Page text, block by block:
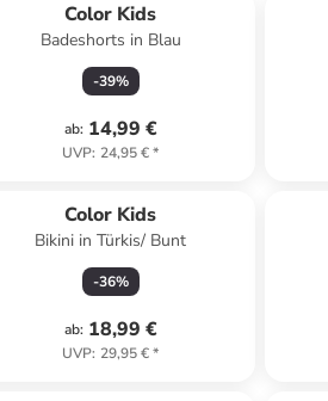
Color Kids
Badeshorts in Blau
-39%
ab: 14,99 €
UVP: 24,95 €*
Color Kids
Bikini in Türkis/ Bunt
-36%
ab: 18,99 €
UVP: 29,95 €*